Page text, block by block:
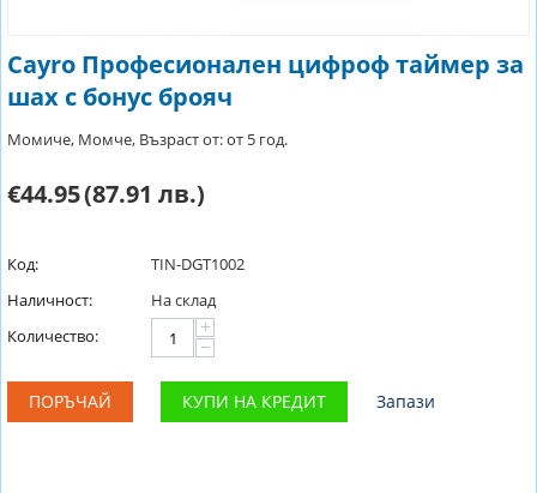
Cayro Професионален цифроф таймер за
шах с бонус брояч
Момиче, Момче, Възраст от: от 5 год.
€44.95(87.91 лв.)
Код:
TIN-DGT1002
Наличност:
На склад
Количество:
+
−
ПОРЪЧАЙ КУПИ НА КРЕДИТ Запази